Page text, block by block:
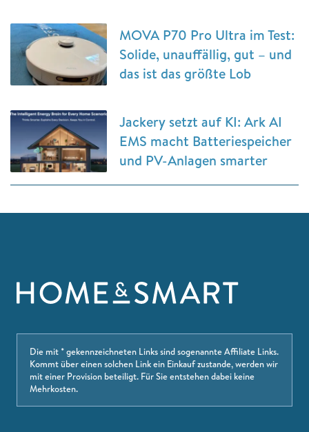
MOVA P70 Pro Ultra im Test:
Solide, unauffällig, gut – und
das ist das größte Lob
Jackery setzt auf KI: Ark AI
EMS macht Batteriespeicher
und PV-Anlagen smarter
Die mit * gekennzeichneten Links sind sogenannte Affiliate Links.
Kommt über einen solchen Link ein Einkauf zustande, werden wir
mit einer Provision beteiligt. Für Sie entstehen dabei keine
Mehrkosten.